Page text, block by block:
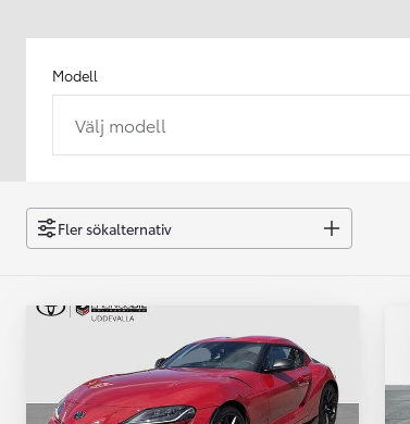
Från 238 900 kr
Easy Billån
GR Yaris
BENSIN
Modell
Välj modell
Fler sökalternativ